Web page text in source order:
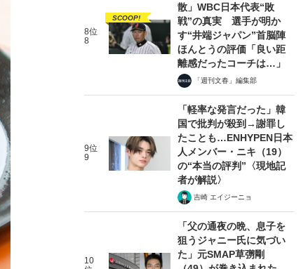
8位
8
SCOOP!
散」WBC日本代表“敗
戦”の真実 選手が明か
す“井端ジャパン”首脳陣
ほんとうの評価「良い距
離感だったコーチは…」
「週刊文春」編集部
9位
9
「軽率な発言だった」韓
国で批判が殺到→謝罪し
たことも…ENHYPEN日本
人メンバー・ニキ（19）
の“本当の評判”〈現地記
者が解説〉
吉崎 エイジーニョ
10
「父の通夜の晩、息子を
狙うジャニー氏に気づい
た」元SMAP草彅剛